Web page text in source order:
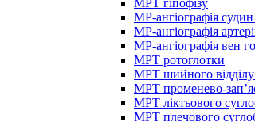
МРТ гіпофізу
МР-ангіографія
МР-ангіографія
МР-ангіографія вен
МРТ ротоглотки
МРТ шийного відділу
МРТ променево-
МРТ ліктьового
МРТ плечового